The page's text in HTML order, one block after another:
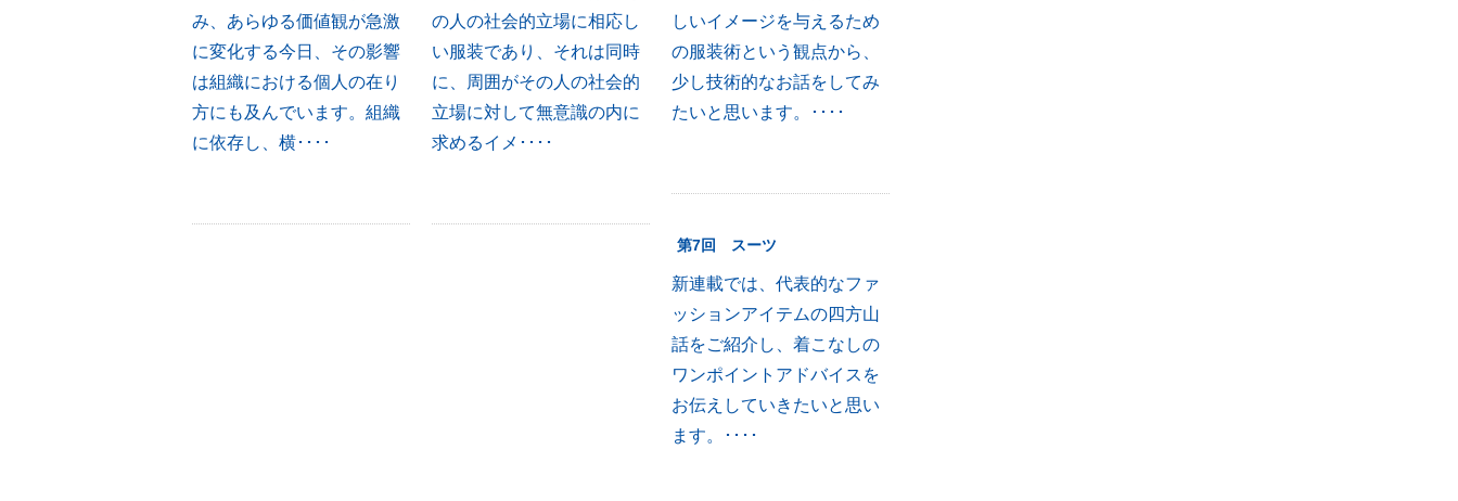
み、あらゆる価値観が急激
に変化する今日、その影響
は組織における個人の在り
方にも及んでいます。組織
に依存し、横････
の人の社会的立場に相応し
い服装であり、それは同時
に、周囲がその人の社会的
立場に対して無意識の内に
求めるイメ････
しいイメージを与えるため
の服装術という観点から、
少し技術的なお話をしてみ
たいと思います。････
第7回 スーツ
新連載では、代表的なファ
ッションアイテムの四方山
話をご紹介し、着こなしの
ワンポイントアドバイスを
お伝えしていきたいと思い
ます。････